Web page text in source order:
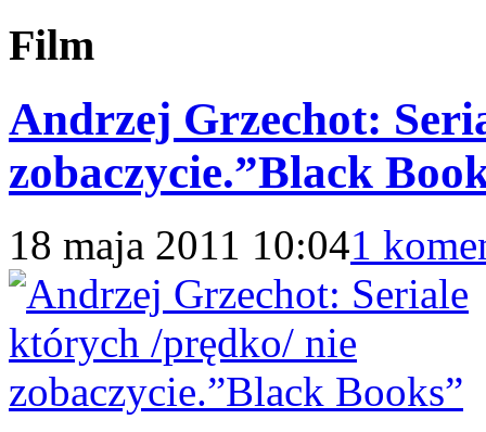
Film
Andrzej Grzechot:
zobaczycie.”Black
18 maja 2011 10:041